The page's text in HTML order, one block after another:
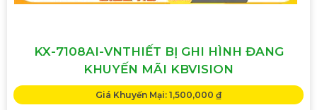
KX-7108AI-VNTHIẾT BỊ GHI HÌNH ĐANG
KHUYẾN MÃI KBVISION
Giá Khuyến Mại: 1,500,000 ₫